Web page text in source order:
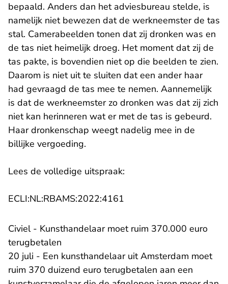
bepaald. Anders dan het adviesbureau stelde, is
namelijk niet bewezen dat de werkneemster de tas
stal. Camerabeelden tonen dat zij dronken was en
de tas niet heimelijk droeg. Het moment dat zij de
tas pakte, is bovendien niet op die beelden te zien.
Daarom is niet uit te sluiten dat een ander haar
had gevraagd de tas mee te nemen. Aannemelijk
is dat de werkneemster zo dronken was dat zij zich
niet kan herinneren wat er met de tas is gebeurd.
Haar dronkenschap weegt nadelig mee in de
billijke vergoeding.
Lees de volledige uitspraak:
ECLI:NL:RBAMS:2022:4161
Civiel - Kunsthandelaar moet ruim 370.000 euro
terugbetalen
20 juli - Een kunsthandelaar uit Amsterdam moet
ruim 370 duizend euro terugbetalen aan een